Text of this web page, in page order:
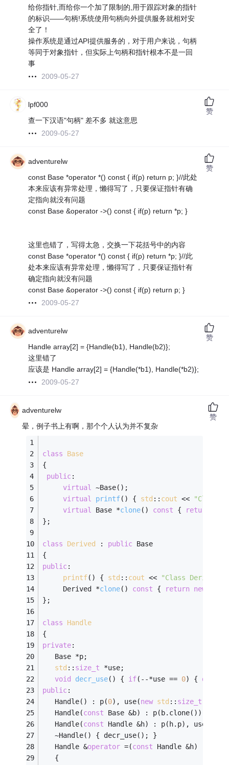
给你指针,而给你一个加了限制的,用于跟踪对象的指针
的标识——句柄!系统使用句柄向外提供服务就相对安
全了！
操作系统是通过API提供服务的，对于用户来说，句柄
等同于对象指针，但实际上句柄和指针根本不是一回
事
2009-05-27
lpf000
查一下汉语"句柄" 差不多 就这意思
2009-05-27
赞
adventurelw
const Base *operator *() const { if(p) return p; }//此处
本来应该有异常处理，懒得写了，只要保证指针有确
定指向就没有问题
const Base &operator ->() const { if(p) return *p; }
这里也错了，写得太急，交换一下花括号中的内容
const Base *operator *() const { if(p) return *p; }//此
处本来应该有异常处理，懒得写了，只要保证指针有
确定指向就没有问题
const Base &operator ->() const { if(p) return p; }
2009-05-27
赞
adventurelw
Handle array[2] = {Handle(b1), Handle(b2)};
这里错了
应该是 Handle array[2] = {Handle(*b1), Handle(*b2)};
2009-05-27
赞
adventurelw
晕，例子书上有啊，那个个人认为并不复杂
class
Base
{
public:
virtual ~Base();
virtual
printf() { std :: cout <<
"Class
virtual Base *clone() const { return
};
class Derived : public Base
{
public:
printf() { std :: cout << "Class Derived"
Derived *clone() const { return new
};
class
Handle
{
private:
   Base *p;
std :: size_t *use;
void
decr_use() { if(--*use == 0) { delete
public:
   Handle() : p(
0), use(new std :: size_t
   Handle(
const Base &b) : p(b.clone()), use(
   Handle(
const Handle &h) : p(h.p),
   ~Handle() { decr_use(); }
   Handle &
operator =(const Handle &h)
   {
赞